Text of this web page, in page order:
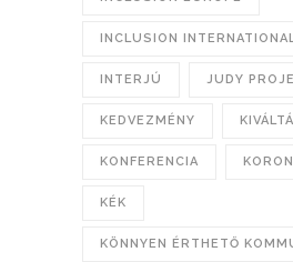
INCLUSION INTERNATIONAL
INTERJÚ JUDY
KEDVEZMÉNY
KONFERENCIA
KÉK
KÖNNYEN ÉRTHETŐ